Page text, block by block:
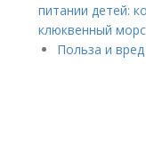
питании детей:
клюквенный морс
Польза и